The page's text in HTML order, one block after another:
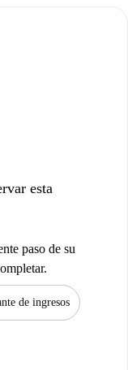
esta
paso de su
de ingresos